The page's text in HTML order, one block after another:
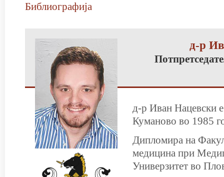
Библиографија
д-р
д-р Иван Нацевски
Куманово во 1985
Дипломира на
медицина при
Универзитет во